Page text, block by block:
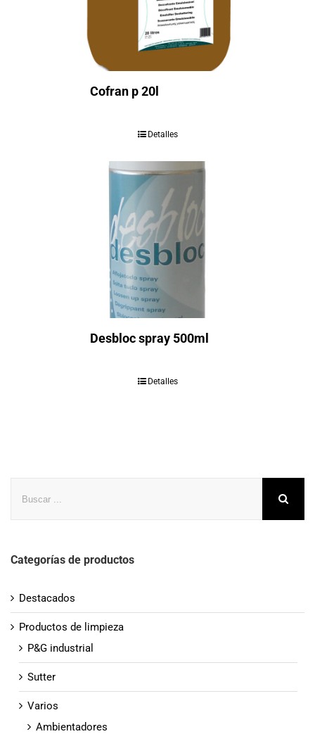
Cofran p 20l
Detalles
Desbloc spray 500ml
Detalles
Categorías de productos
Destacados
Productos de limpieza
P&G industrial
Sutter
Varios
Ambientadores